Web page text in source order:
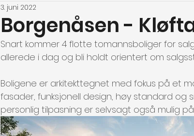
Borgenåsen -
3. juni 2022
Snart kommer 4 flotte tomannsboliger for
allerede i dag og bli holdt orientert om
Boligene er arkitekttegnet med fokus på et
fasader, funksjonell design, høy standard og
personlig tilpasning er selvsagt også mulig